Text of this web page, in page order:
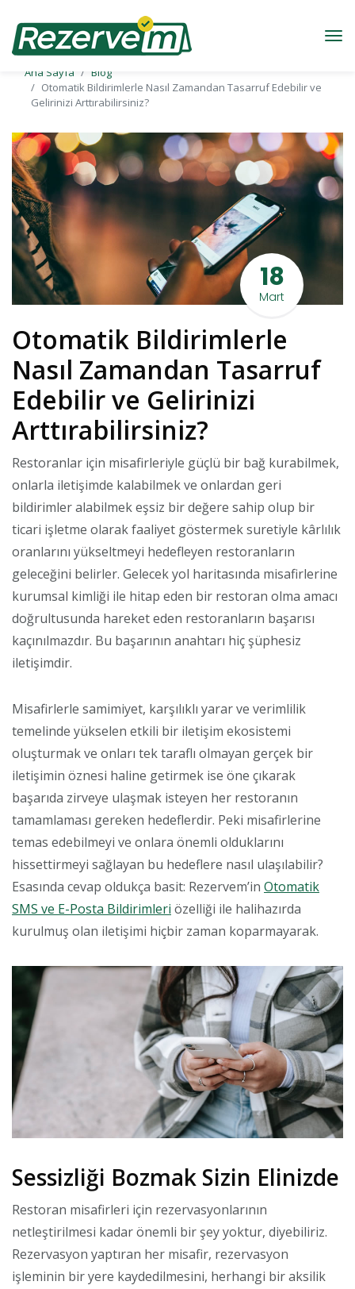
Ana Sayfa
Blog
Otomatik Bildirimlerle Nasıl Zamandan Tasarruf Edebilir ve
Gelirinizi Arttırabilirsiniz?
18
Mart
Otomatik Bildirimlerle
Nasıl Zamandan Tasarruf
Edebilir ve Gelirinizi
Arttırabilirsiniz?
Restoranlar için misafirleriyle güçlü bir bağ kurabilmek,
onlarla iletişimde kalabilmek ve onlardan geri
bildirimler alabilmek eşsiz bir değere sahip olup bir
ticari işletme olarak faaliyet göstermek suretiyle kârlılık
oranlarını yükseltmeyi hedefleyen restoranların
geleceğini belirler. Gelecek yol haritasında misafirlerine
kurumsal kimliği ile hitap eden bir restoran olma amacı
doğrultusunda hareket eden restoranların başarısı
kaçınılmazdır. Bu başarının anahtarı hiç şüphesiz
iletişimdir.
Misafirlerle samimiyet, karşılıklı yarar ve verimlilik
temelinde yükselen etkili bir iletişim ekosistemi
oluşturmak ve onları tek taraflı olmayan gerçek bir
iletişimin öznesi haline getirmek ise öne çıkarak
başarıda zirveye ulaşmak isteyen her restoranın
tamamlaması gereken hedeflerdir. Peki misafirlerine
temas edebilmeyi ve onlara önemli olduklarını
hissettirmeyi sağlayan bu hedeflere nasıl ulaşılabilir?
Esasında cevap oldukça basit: Rezervem’in Otomatik
SMS ve E-Posta Bildirimleri özelliği ile halihazırda
kurulmuş olan iletişimi hiçbir zaman koparmayarak.
Sessizliği Bozmak Sizin Elinizde
Restoran misafirleri için rezervasyonlarının
netleştirilmesi kadar önemli bir şey yoktur, diyebiliriz.
Rezervasyon yaptıran her misafir, rezervasyon
işleminin bir yere kaydedilmesini, herhangi bir aksilik